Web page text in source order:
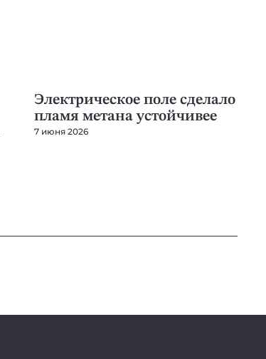
Электрическое поле сделало
пламя метана устойчивее
7 июня 2026